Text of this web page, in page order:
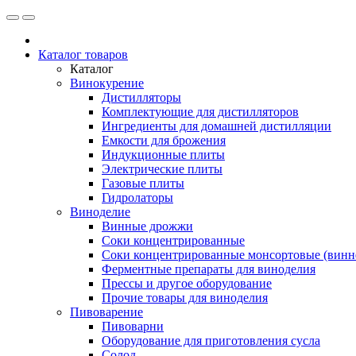
Каталог товаров
Каталог
Винокурение
Дистилляторы
Комплектующие для дистилляторов
Ингредиенты для домашней дистилляции
Емкости для брожения
Индукционные плиты
Электрические плиты
Газовые плиты
Гидролаторы
Виноделие
Винные дрожжи
Соки концентрированные
Соки концентрированные монсортовые
Ферментные препараты для виноделия
Прессы и другое оборудование
Прочие товары для виноделия
Пивоварение
Пивоварни
Оборудование для приготовления сусла